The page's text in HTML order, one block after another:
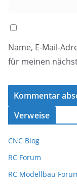
Name, E-Mail-
für meinen
Verweise
CNC Blog
RC Forum
RC Modellbau